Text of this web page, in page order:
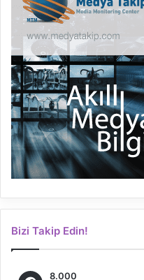
Bizi Takip Edin!
8.000